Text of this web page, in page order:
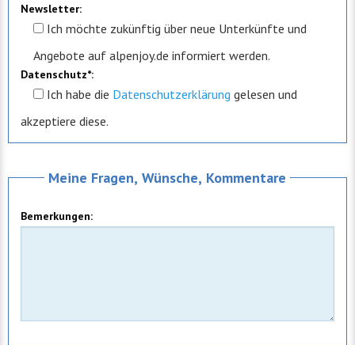
Newsletter:
Ich möchte zukünftig über neue Unterkünfte und
Angebote auf alpenjoy.de informiert werden.
Datenschutz*:
Ich habe die Datenschutzerklärung gelesen und
akzeptiere diese.
Meine Fragen, Wünsche, Kommentare
Bemerkungen: